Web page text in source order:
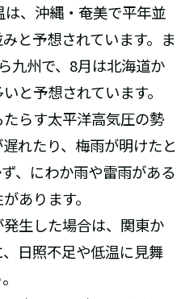
、沖縄・奄美で平年並
と予想されています。ま
九州で、8月は北海道か
と予想されています。
らす太平洋高気圧の勢
れたり、梅雨が明けたと
、にわか雨や雷雨がある
あります。
生した場合は、関東か
日照不足や低温に見舞